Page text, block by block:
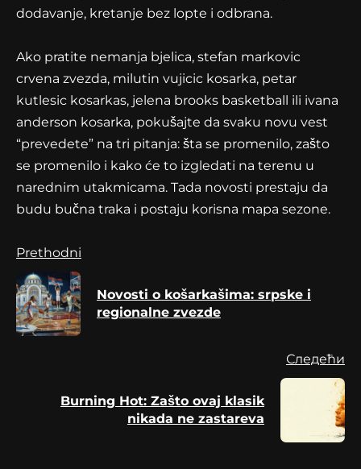
dodavanje, kretanje bez lopte i odbrana.
Ako pratite nemanja bjelica, stefan markovic
crvena zvezda, milutin vujicic kosarka, petar
kutlesic kosarkas, jelena brooks basketball ili ivana
anderson kosarka, pokušajte da svaku novu vest
“prevedete” na tri pitanja: šta se promenilo, zašto
se promenilo i kako će to izgledati na terenu u
narednim utakmicama. Tada novosti prestaju da
budu bučna traka i postaju korisna mapa sezone.
Continue
Reading
Prethodni
Novosti o košarkašima: srpske i
regionalne zvezde
Следећи
Burning Hot: Zašto ovaj klasik
nikada ne zastareva